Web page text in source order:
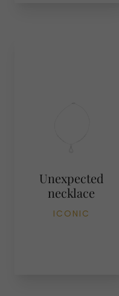
Unexpected
necklace
ICONIC